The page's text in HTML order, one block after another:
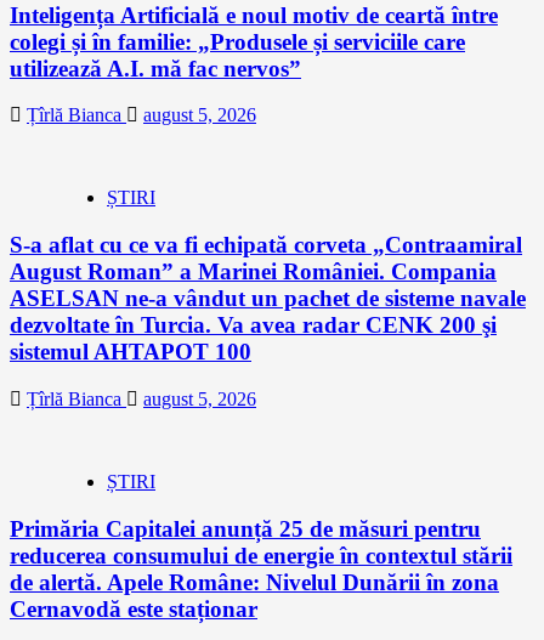
Inteligența Artificială e noul motiv de ceartă între
colegi și în familie: „Produsele și serviciile care
utilizează A.I. mă fac nervos”
Țîrlă Bianca august 5, 2026
ȘTIRI
S-a aflat cu ce va fi echipată corveta „Contraamiral
August Roman” a Marinei României. Compania
ASELSAN ne-a vândut un pachet de sisteme navale
dezvoltate în Turcia. Va avea radar CENK 200 şi
sistemul AHTAPOT 100
Țîrlă Bianca august 5, 2026
ȘTIRI
Primăria Capitalei anunță 25 de măsuri pentru
reducerea consumului de energie în contextul stării
de alertă. Apele Române: Nivelul Dunării în zona
Cernavodă este staționar